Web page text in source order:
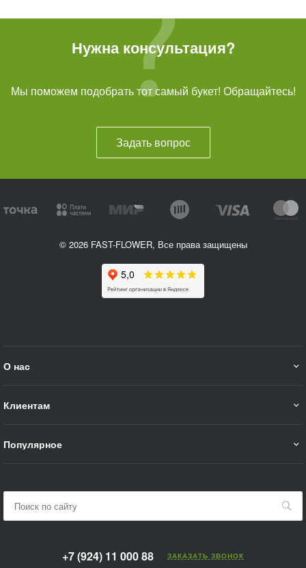
Нужна консультация?
Мы поможем подобрать тот самый букет! Обращайтесь!
Задать вопрос
© 2026 FAST-FLOWER, Все права защищены
О нас
Клиентам
Популярное
+7 (924) 11 000 88 ЗАКАЗАТЬ ЗВОНОК